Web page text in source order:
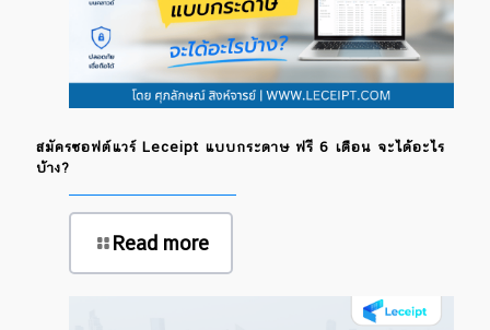
สมัครซอฟต์แวร์ Leceipt แบบกระดาษ ฟรี 6 เดือน จะได้อะไร
บ้าง?
Read more